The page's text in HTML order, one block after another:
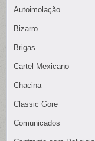
Autoimolação
Bizarro
Brigas
Cartel Mexicano
Chacina
Classic Gore
Comunicados